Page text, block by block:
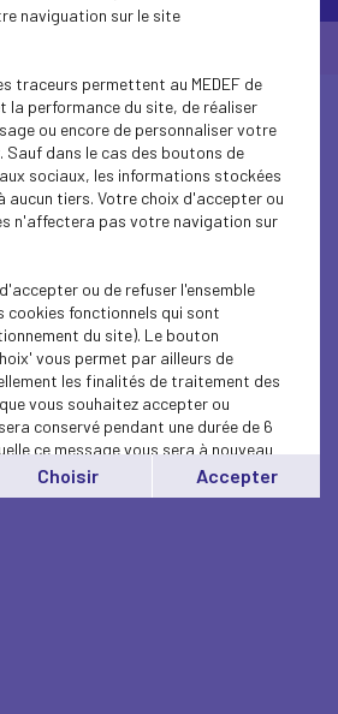
Seine 2026 -
naviguation sur le site
traceurs permettent au MEDEF de
la performance du site, de réaliser
ou encore de personnaliser votre
Sauf dans le cas des boutons de
sociaux, les informations stockées
aucun tiers. Votre choix d'accepter ou
n'affectera pas votre navigation sur
ou de refuser l'ensemble
cookies fonctionnels qui sont
du site). Le bouton
vous permet par ailleurs de
les finalités de traitement des
vous souhaitez accepter ou
conservé pendant une durée de 6
ce message vous sera à nouveau
votre choix à tout moment en
Choisir Accepter